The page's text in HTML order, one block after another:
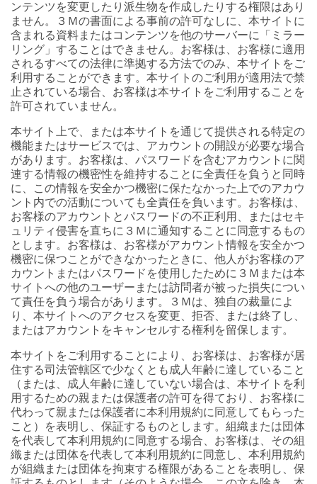
ンテンツを変更したり派生物を作成したりする権限はあり
ません。３Ｍの書面による事前の許可なしに、本サイトに
含まれる資料またはコンテンツを他のサーバーに「ミラー
リング」することはできません。お客様は、お客様に適用
されるすべての法律に準拠する方法でのみ、本サイトをご
利用することができます。本サイトのご利用が適用法で禁
止されている場合、お客様は本サイトをご利用することを
許可されていません。
本サイト上で、または本サイトを通じて提供される特定の
機能またはサービスでは、アカウントの開設が必要な場合
があります。お客様は、パスワードを含むアカウントに関
連する情報の機密性を維持することに全責任を負うと同時
に、この情報を安全かつ機密に保たなかった上でのアカウ
ント内での活動についても全責任を負います。お客様は、
お客様のアカウントとパスワードの不正利用、またはセキ
ュリティ侵害を直ちに３Ｍに通知することに同意するもの
とします。お客様は、お客様がアカウント情報を安全かつ
機密に保つことができなかったときに、他人がお客様のア
カウントまたはパスワードを使用したために３Ｍまたは本
サイトへの他のユーザーまたは訪問者が被った損失につい
て責任を負う場合があります。３Ｍは、独自の裁量によ
り、本サイトへのアクセスを変更、拒否、または終了し、
またはアカウントをキャンセルする権利を留保します。
本サイトをご利用することにより、お客様は、お客様が居
住する司法管轄区で少なくとも成人年齢に達していること
（または、成人年齢に達していない場合は、本サイトを利
用するための親または保護者の許可を得ており、お客様に
代わって親または保護者に本利用規約に同意してもらった
こと）を表明し、保証するものとします。組織または団体
を代表して本利用規約に同意する場合、お客様は、その組
織または団体を代表して本利用規約に同意し、本利用規約
が組織または団体を拘束する権限があることを表明し、保